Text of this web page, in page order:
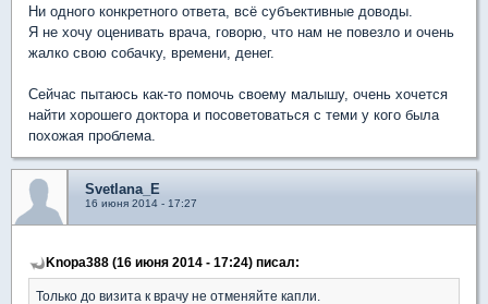
Ни одного конкретного ответа, всё субъективные доводы.
Я не хочу оценивать врача, говорю, что нам не повезло и очень
жалко свою собачку, времени, денег.
Сейчас пытаюсь как-то помочь своему малышу, очень хочется
найти хорошего доктора и посоветоваться с теми у кого была
похожая проблема.
Svetlana_E
16 июня 2014 - 17:27
Knopa388 (16 июня 2014 - 17:24) писал:
Только до визита к врачу не отменяйте капли.